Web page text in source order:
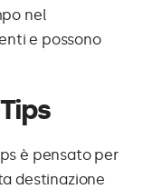
nel
e possono
è pensato per
destinazione